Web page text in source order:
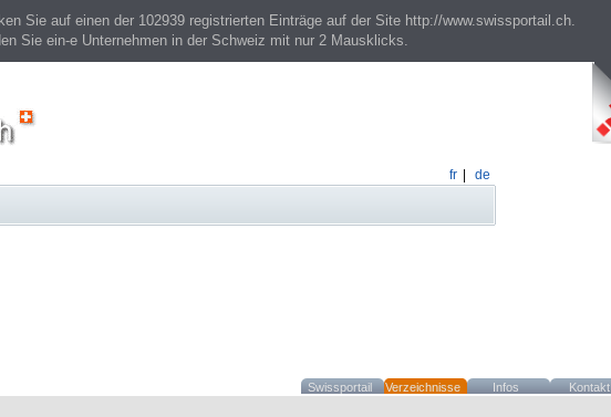
Sie auf einen der 102939 registrierten Einträge auf der Site http://www.swissportail.ch.
Sie ein-e Unternehmen in der Schweiz mit nur 2 Mausklicks.
fr de
Swissportail Verzeichnisse Infos Kontakt